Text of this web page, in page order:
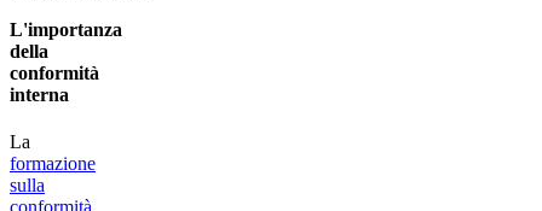
L'importanza
della
conformità
interna
La
formazione
sulla
conformità